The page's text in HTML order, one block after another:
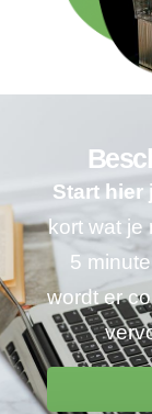
Start hier
kort wat je
5
wordt er